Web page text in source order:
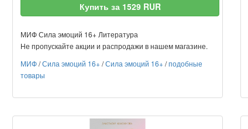
Купить за 1529 RUR
МИФ Сила эмоций 16+ Литература
Не пропускайте акции и распродажи в нашем магазине.
МИФ/Сила эмоций 16+ /Сила эмоций 16+ /подобные
товары